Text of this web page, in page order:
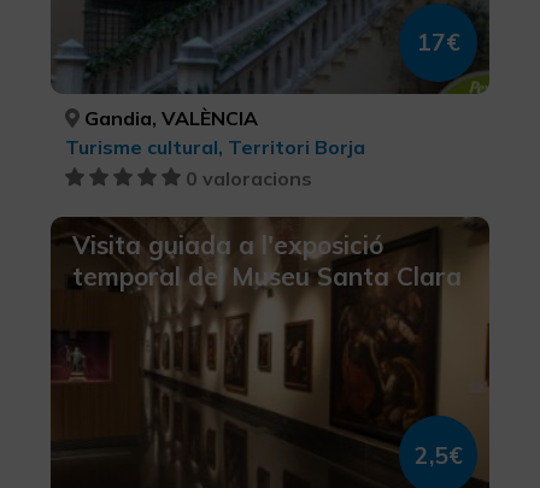
17€
Gandia, VALÈNCIA
Turisme cultural, Territori Borja
0 valoracions
Visita guiada a l'exposició
temporal del Museu Santa Clara
2,5€